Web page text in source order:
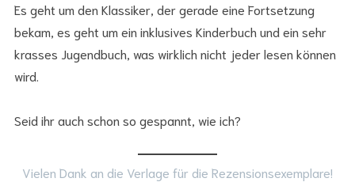
Es geht um den Klassiker, der gerade eine Fortsetzung
bekam, es geht um ein inklusives Kinderbuch und ein sehr
krasses Jugendbuch, was wirklich nicht jeder lesen können
wird.
Seid ihr auch schon so gespannt, wie ich?
Vielen Dank an die Verlage für die Rezensionsexemplare!